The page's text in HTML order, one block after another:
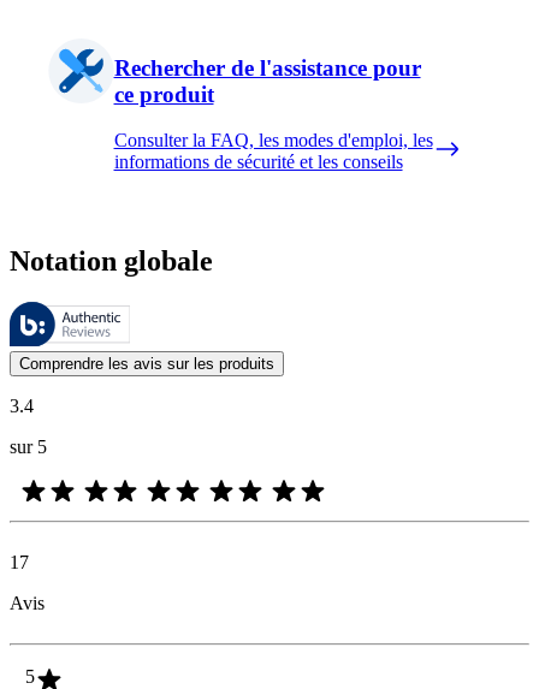
Rechercher de l'assistance pour
ce produit
Consulter la FAQ, les modes d'emploi, les
informations de sécurité et les conseils
Notation globale
Ces évaluations sont gérées par Bazaarvoice et sont conformes à la
Les avis des clients exprimés sous forme d'évaluations de produits
Comprendre les avis sur les produits
3.4
sur 5
17
Avis
5